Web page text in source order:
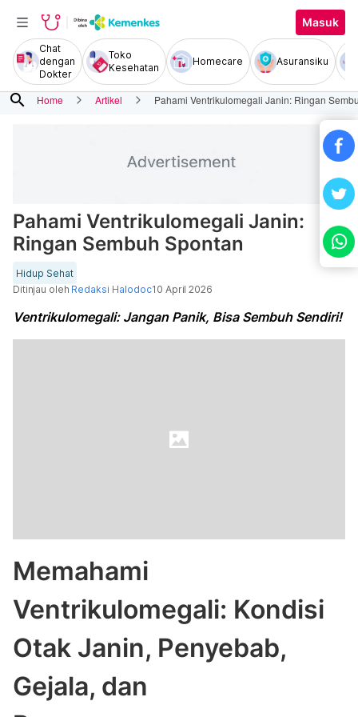
Masuk
Chat
dengan
Dokter
Toko
Kesehatan
Homecare Asuransiku
search Home Artikel Pahami Ventrikulomegali Janin: Ringan
Pahami Ventrikulomegali Janin:
Ringan Sembuh Spontan
Hidup Sehat
Ditinjau oleh Redaksi Halodoc10 April 2026
Ventrikulomegali: Jangan Panik, Bisa Sembuh Sendiri!
Memahami
Ventrikulomegali: Kondisi
Otak Janin, Penyebab,
Gejala, dan